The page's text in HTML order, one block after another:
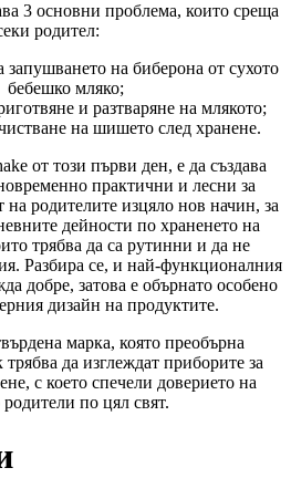
3 основни проблема, които среща
родител:
запушването на биберона от сухото
бебешко мляко;
и разтваряне на млякото;
на шишето след хранене.
от този първи ден, е да създава
практични и лесни за
на родителите изцяло нов начин, за
дейности по храненето на
трябва да са рутинни и да не
Разбира се, и най-функционалния
добре, затова е обърнато особено
дизайн на продуктите.
марка, която преобърна
трябва да изглеждат приборите за
с което спечели доверието на
по цял свят.